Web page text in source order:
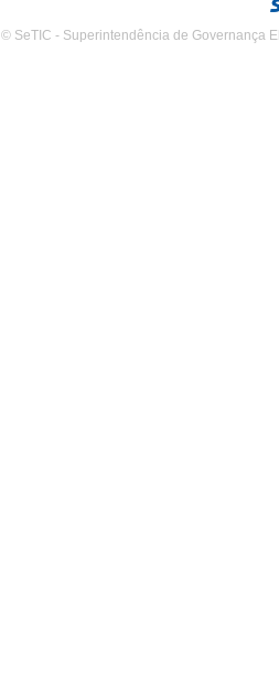
© SeTIC - Superintendência de Governança